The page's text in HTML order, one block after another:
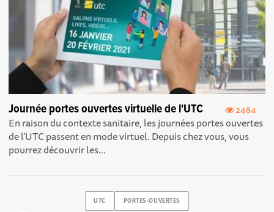
2484
Journée portes ouvertes virtuelle de l'UTC
En raison du contexte sanitaire, les journées portes ouvertes
de l’UTC passent en mode virtuel. Depuis chez vous, vous
pourrez découvrir les...
UTC PORTES-OUVERTES